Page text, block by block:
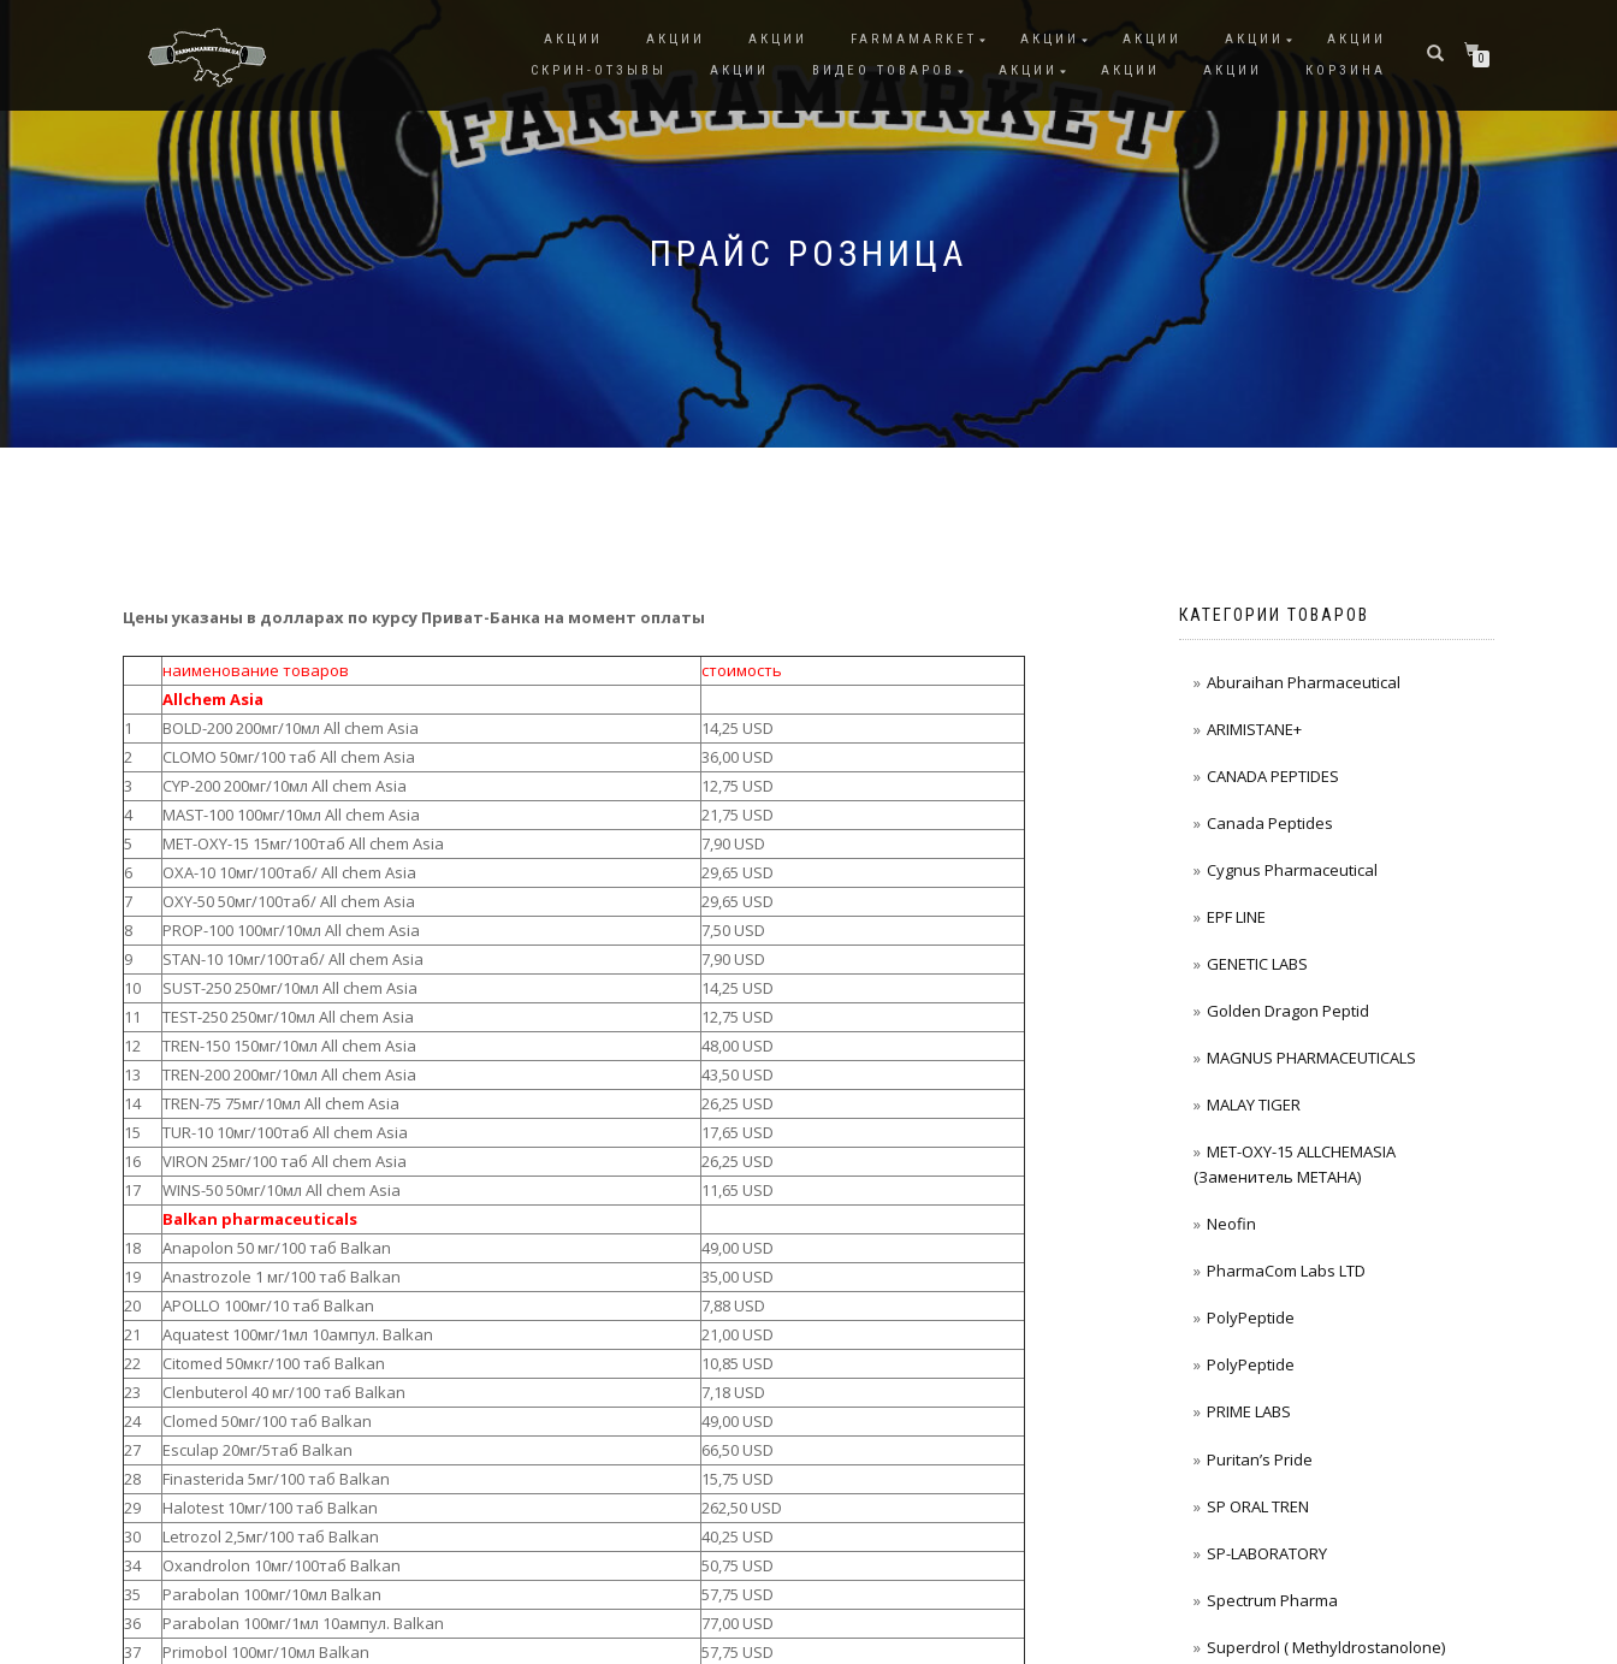
АКЦИИ АКЦИИ АКЦИИ FARMAMARKET АКЦИИ АКЦИИ АКЦИИ
АКЦИИ
СКРИН-ОТЗЫВЫ
АКЦИИ ВИДЕО ТОВАРОВ АКЦИИ АКЦИИ АКЦИИ КОРЗИНА
0
ПРАЙС РОЗНИЦА
Цены указаны в долларах по курсу Приват-Банка на момент оплаты
наименование товаров
стоимость
Allchem Asia
1
BOLD-200 200мг/10мл All chem Asia
14,25 USD
2
CLOMO 50мг/100 таб All chem Asia
36,00 USD
3
CYP-200 200мг/10мл All chem Asia
12,75 USD
4
MAST-100 100мг/10мл All chem Asia
21,75 USD
5
MET-OXY-15 15мг/100таб All chem Asia
7,90 USD
6
OXA-10 10мг/100таб/ All chem Asia
29,65 USD
7
OXY-50 50мг/100таб/ All chem Asia
29,65 USD
8
PROP-100 100мг/10мл All chem Asia
7,50 USD
9
STAN-10 10мг/100таб/ All chem Asia
7,90 USD
10
SUST-250 250мг/10мл All chem Asia
14,25 USD
11
TEST-250 250мг/10мл All chem Asia
12,75 USD
12
TREN-150 150мг/10мл All chem Asia
48,00 USD
13
TREN-200 200мг/10мл All chem Asia
43,50 USD
14
TREN-75 75мг/10мл All chem Asia
26,25 USD
15
TUR-10 10мг/100таб All chem Asia
17,65 USD
16
VIRON 25мг/100 таб All chem Asia
26,25 USD
17
WINS-50 50мг/10мл All chem Asia
11,65 USD
Balkan pharmaceuticals
18
Anapolon 50 мг/100 таб Balkan
49,00 USD
19
Anastrozole 1 мг/100 таб Balkan
35,00 USD
20
APOLLO 100мг/10 таб Balkan
7,88 USD
21
Aquatest 100мг/1мл 10ампул. Balkan
21,00 USD
22
Citomed 50мкг/100 таб Balkan
10,85 USD
23
Clenbuterol 40 мг/100 таб Balkan
7,18 USD
24
Clomed 50мг/100 таб Balkan
49,00 USD
27
Esculap 20мг/5таб Balkan
66,50 USD
28
Finasterida 5мг/100 таб Balkan
15,75 USD
29
Halotest 10мг/100 таб Balkan
262,50 USD
30
Letrozol 2,5мг/100 таб Balkan
40,25 USD
34
Oxandrolon 10мг/100таб Balkan
50,75 USD
35
Parabolan 100мг/10мл Balkan
57,75 USD
36
Parabolan 100мг/1мл 10ампул. Balkan
77,00 USD
37
Primobol 100мг/10мл Balkan
57,75 USD
КАТЕГОРИИ ТОВАРОВ
Aburaihan Pharmaceutical
ARIMISTANE+
CANADA PEPTIDES
Canada Peptides
Cygnus Pharmaceutical
EPF LINE
GENETIC LABS
Golden Dragon Peptid
MAGNUS PHARMACEUTICALS
MALAY TIGER
MET-OXY-15 ALLCHEMASIA
(Заменитель МЕТАНА)
Neofin
PharmaCom Labs LTD
PolyPeptide
PolyPeptide
PRIME LABS
Puritan’s Pride
SP ORAL TREN
SP-LABORATORY
Spectrum Pharma
Superdrol ( Methyldrostanolone)